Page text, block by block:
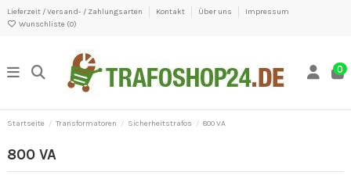
Lieferzeit / Versand- / Zahlungsarten Kontakt Über uns
Impressum
Wunschliste (0)
0
Startseite Transformatoren Sicherheitstrafos 800 VA
800 VA